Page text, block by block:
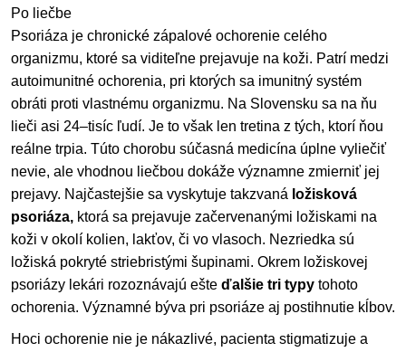
Po liečbe
Psoriáza je chronické zápalové ochorenie celého
organizmu, ktoré sa viditeľne prejavuje na koži. Patrí medzi
autoimunitné ochorenia, pri ktorých sa imunitný systém
obráti proti vlastnému organizmu. Na Slovensku sa na ňu
lieči asi 24–tisíc ľudí. Je to však len tretina z tých, ktorí ňou
reálne trpia. Túto chorobu súčasná medicína úplne vyliečiť
nevie, ale vhodnou liečbou dokáže významne zmierniť jej
prejavy. Najčastejšie sa vyskytuje takzvaná ložisková
psoriáza, ktorá sa prejavuje začervenanými ložiskami na
koži v okolí kolien, lakťov, či vo vlasoch. Nezriedka sú
ložiská pokryté striebristými šupinami. Okrem ložiskovej
psoriázy lekári rozoznávajú ešte ďalšie tri typy tohoto
ochorenia. Významné býva pri psoriáze aj postihnutie kĺbov.
Hoci ochorenie nie je nákazlivé, pacienta stigmatizuje a